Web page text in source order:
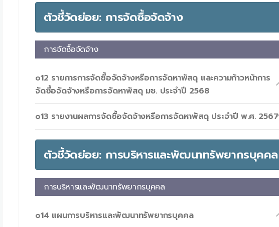
ตัวชี้วัดย่อย: การจัดซื้อจัดจ้าง
การจัดซื้อจัดจ้าง
o12 รายการการจัดซื้อจัดจ้างหรือการจัดหาพัสดุ และความก้าวหน้าการ
จัดซื้อจัดจ้างหรือการจัดหาพัสดุ มช. ประจำปี 2568
o13 รายงานผลการจัดซื้อจัดจ้างหรือการจัดหาพัสดุ ประจำปี พ.ศ. 2567
ตัวชี้วัดย่อย: การบริหารและพัฒนาทรัพยากรบุคคล
การบริหารและพัฒนาทรัพยากรบุคคล
o14 แผนการบริหารและพัฒนาทรัพยากรบุคคล